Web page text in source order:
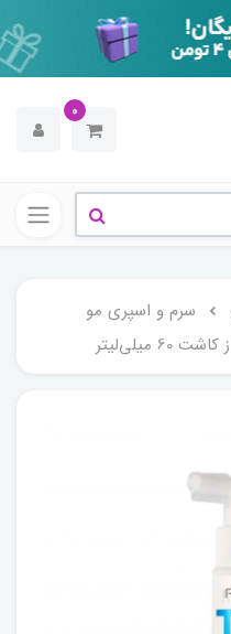
0
سرم و اسپری مو